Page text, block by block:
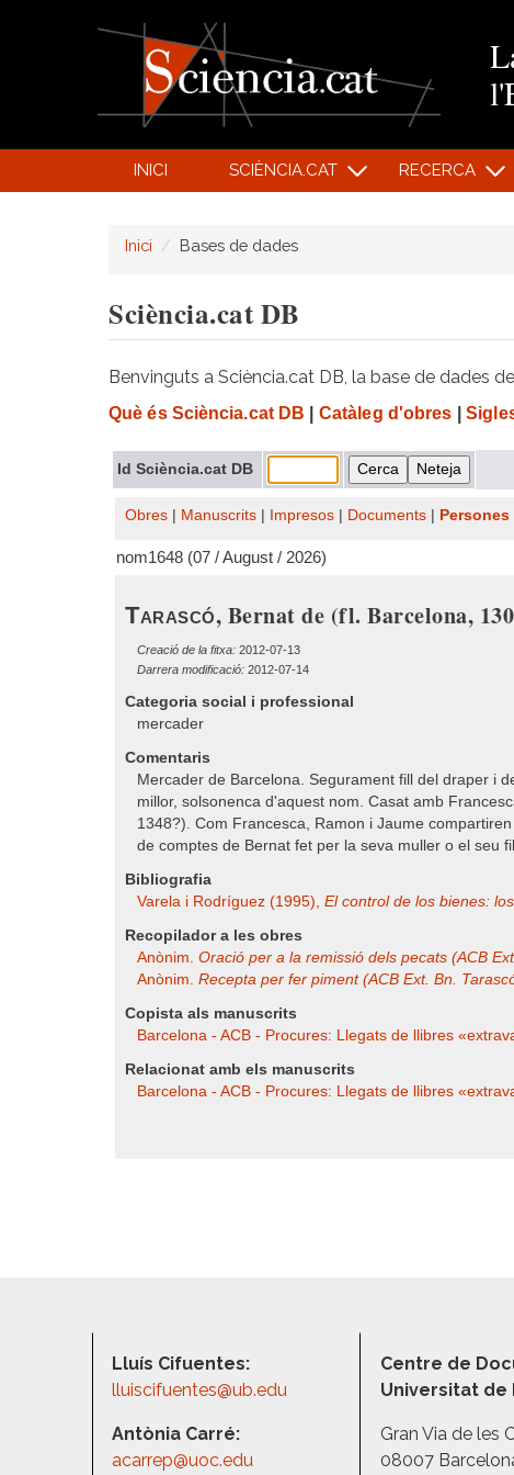
INICI SCIÈNCIA.CAT RECERCA
Inici Bases de dades
Sciència.cat DB
Benvinguts a Sciència.cat DB, la base de dades
Què és Sciència.cat DB Catàleg d'obres
Id Sciència.cat DB
Obres Manuscrits Impresos Documents Persones
nom1648 (07 / August / 2026)
Tarascó, Bernat de (fl. Barcelona,
Creació de la fitxa: 2012-07-13
Darrera modificació: 2012-07-14
Categoria social i professional
mercader
Comentaris
Mercader de Barcelona. Segurament fill del draper i
millor, solsonenca d'aquest nom. Casat amb
1348?). Com Francesca, Ramon i Jaume
de comptes de Bernat fet per la seva muller o el seu
Bibliografia
Varela i Rodríguez (1995), El control de los bienes:
Recopilador a les obres
Anònim. Oració per a la remissió dels pecats (ACB
Anònim. Recepta per fer piment (ACB Ext. Bn.
Copista als manuscrits
Barcelona - ACB - Procures: Llegats de llibres
Relacionat amb els manuscrits
Barcelona - ACB - Procures: Llegats de llibres
Lluís Cifuentes:
lluiscifuentes@ub.edu
Antònia Carré:
acarrep@uoc.edu
Centre de
Universitat de
Gran Via de les
08007